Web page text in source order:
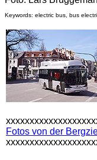
Keywords: electric bus, bus
Fotos von der